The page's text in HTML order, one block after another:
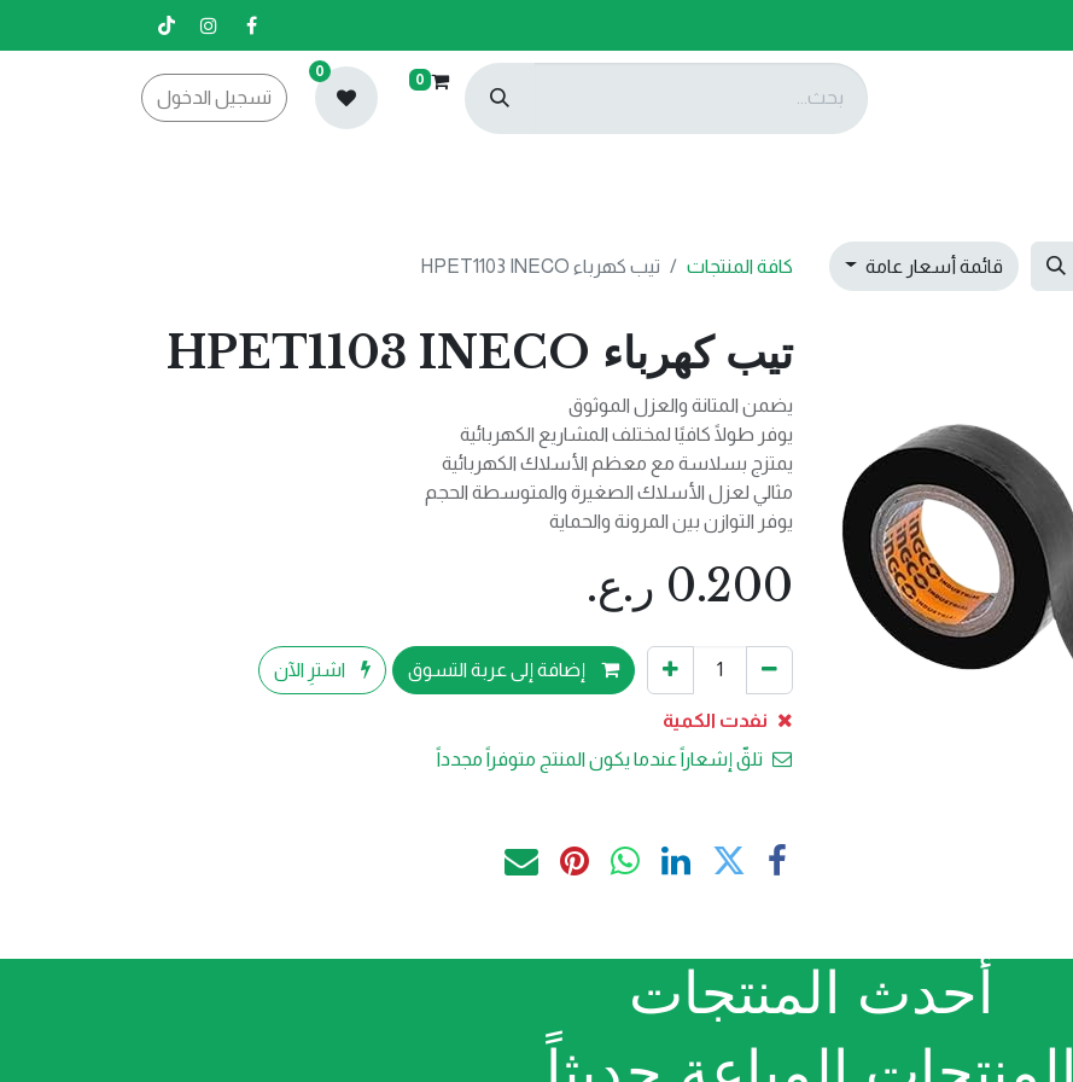
0
0
تسجيل الدخول
قائمة أسعار عامة كافة المنتجات تيب كهرباء HPET1103 INECO
تيب كهرباء HPET1103 INECO
يضمن المتانة والعزل الموثوق
يوفر طولًا كافيًا لمختلف المشاريع الكهربائية
يمتزج بسلاسة مع معظم الأسلاك الكهربائية
مثالي لعزل الأسلاك الصغيرة والمتوسطة الحجم
يوفر التوازن بين المرونة والحماية
0.200 ر.ع.
إضافة إلى عربة التسوق اشترِ الآن
نفدت الكمية
تلقّ إشعاراً عندما يكون المنتج متوفراً مجدداً
أحدث المنتجات